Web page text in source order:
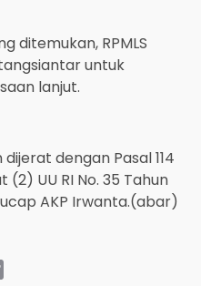
ditemukan, RPMLS
untuk
lanjut.
dijerat dengan Pasal 114
(2) UU RI No. 35 Tahun
AKP Irwanta.(abar)